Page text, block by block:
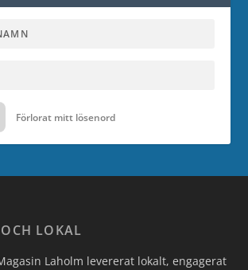
Förlorat mitt lösenord
LOKAL
Laholm levererat lokalt, engagerat